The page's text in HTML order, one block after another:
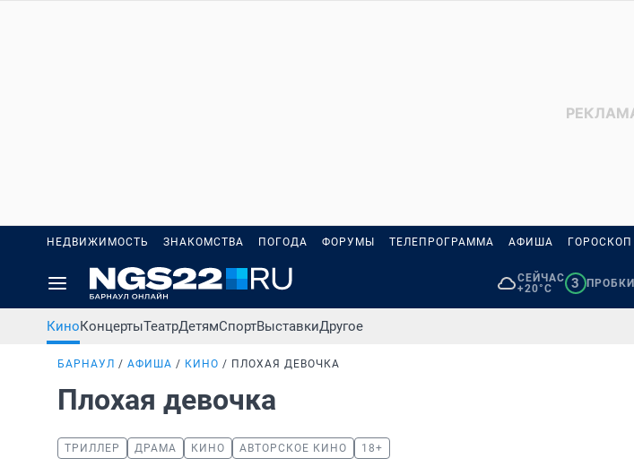
НЕДВИЖИМОСТЬ ЗНАКОМСТВА ПОГОДА ФОРУМЫ ТЕЛЕПРОГРАММА АФИША ГОРОСКОП
СЕЙЧАС
+20°C
3 ПРОБКИ
КиноКонцертыТеатрДетямСпортВыставкиДругое
БАРНАУЛ АФИША КИНО ПЛОХАЯ ДЕВОЧКА
Плохая девочка
ТРИЛЛЕР ДРАМА КИНО АВТОРСКОЕ КИНО 18+